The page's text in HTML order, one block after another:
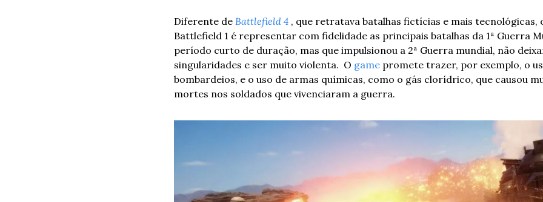
Diferente de Battlefield 4 , que retratava batalhas fictícias e mais tecnológicas,
Battlefield 1 é representar com fidelidade as principais batalhas da 1ª Guerra
período curto de duração, mas que impulsionou a 2ª Guerra mundial, não
singularidades e ser muito violenta.  O game promete trazer, por exemplo, o
bombardeios, e o uso de armas químicas, como o gás clorídrico, que causou
mortes nos soldados que vivenciaram a guerra.